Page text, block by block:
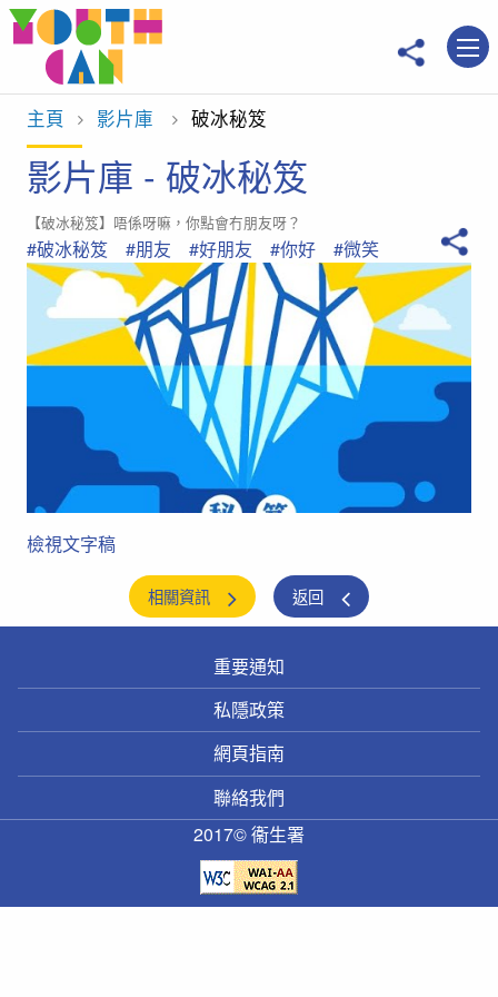
移到主內容
主頁 影片庫 當前位置：
破冰秘笈
影片庫 - 破冰秘笈
【破冰秘笈】唔係呀嘛，你點會冇朋友呀？
#破冰秘笈 #朋友 #好朋友 #你好 #微笑
檢視文字稿
相關資訊 返回
重要通知
私隱政策
網頁指南
聯絡我們
2017© 衞生署